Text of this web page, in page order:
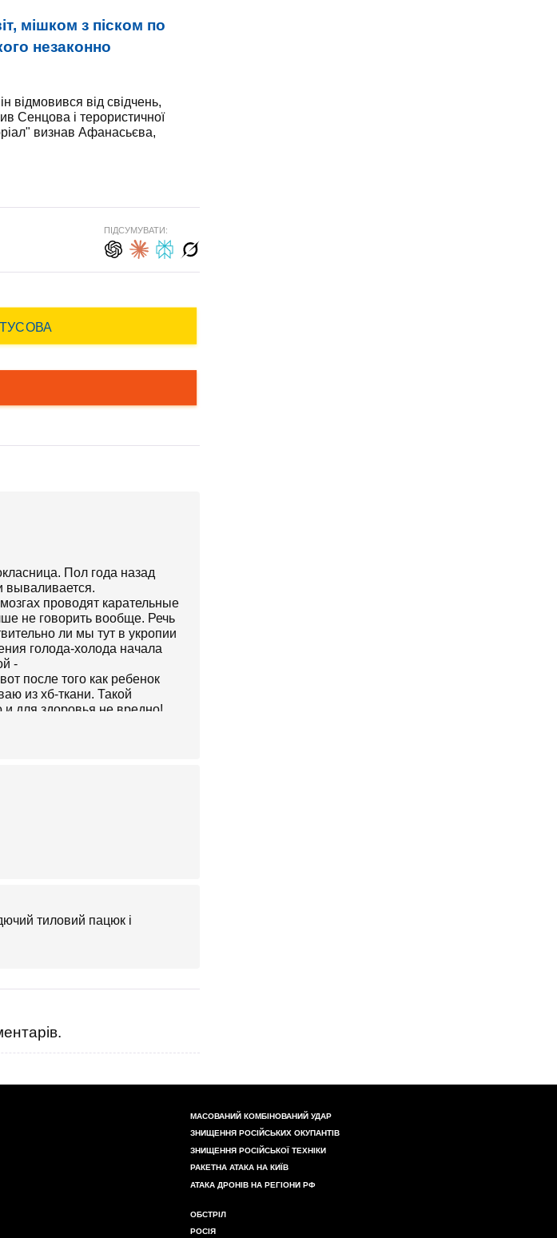
мішком з піском по
незаконно
відмовився від свідчень,
Сенцова і терористичної
визнав Афанасьєва,
ПІДСУМУВАТИ:
Пол года назад
вываливается.
проводят карательные
не говорить вообще. Речь
ли мы тут в укропии
голода-холода начала
-
после того как ребенок
из хб-ткани. Такой
для здоровья не вредно!
ли она уже моха вместо
тиловий пацюк і
МАСОВАНИЙ КОМБІНОВАНИЙ УДАР
ЗНИЩЕННЯ РОСІЙСЬКИХ ОКУПАНТІВ
ЗНИЩЕННЯ РОСІЙСЬКОЇ ТЕХНІКИ
РАКЕТНА АТАКА НА КИЇВ
АТАКА ДРОНІВ НА РЕГІОНИ РФ
ОБСТРІЛ
РОСІЯ